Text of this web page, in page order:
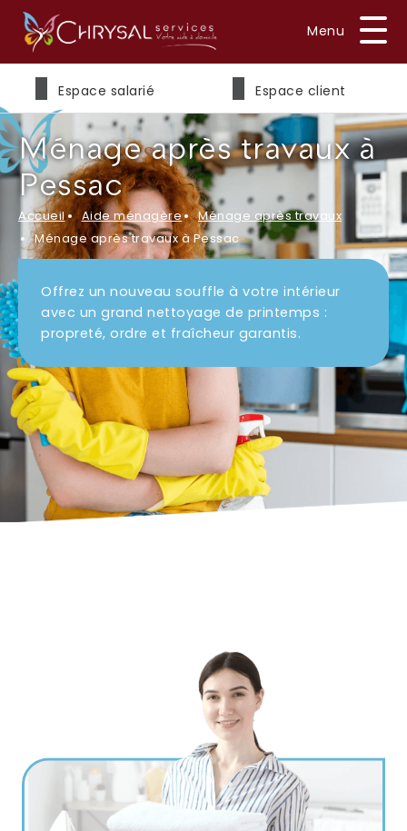
Espace salarié Espace client
Ménage après travaux à
Pessac
Accueil Aide ménagère
Ménage après travaux
Ménage après travaux à Pessac
Offrez un nouveau souffle à votre intérieur
avec un grand nettoyage de printemps :
propreté, ordre et fraîcheur garantis.
Prénom*
Nom*
E-mail*
Ville*
Jardinage
Petits travaux de bricolage